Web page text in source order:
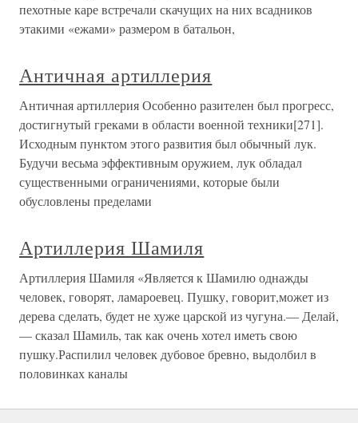
пехотные каре встречали скачущих на них всадников
этакими «ежами» размером в батальон,
Античная артиллерия
Античная артиллерия Особенно разителен был прогресс,
достигнутый греками в области военной техники[271].
Исходным пунктом этого развития был обычный лук.
Будучи весьма эффективным оружием, лук обладал
существенными ограничениями, которые были
обусловлены пределами
Артиллерия Шамиля
Артиллерия Шамиля «Является к Шамилю однажды
человек, говорят, ламароевец. Пушку, говорит,может из
дерева сделать, будет не хуже царской из чугуна.— Делай,
— сказал Шамиль, так как очень хотел иметь свою
пушку.Распилил человек дубовое бревно, выдолбил в
половинках каналы